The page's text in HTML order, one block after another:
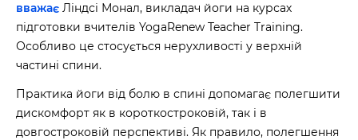
вважає Ліндсі Монал, викладач йоги на курсах
підготовки вчителів YogaRenew Teacher Training.
Особливо це стосується нерухливості у верхній
частині спини.
Практика йоги від болю в спині допомагає полегшити
дискомфорт як в короткостроковій, так і в
довгостроковій перспективі. Як правило, полегшення